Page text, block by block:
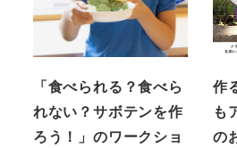
「食べられる？食べら
れない？サボテンを作
ろう！」のワークショ
作
も
の